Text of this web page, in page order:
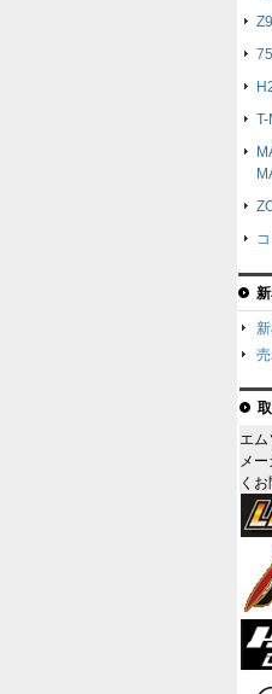
T-
エム
メ
く